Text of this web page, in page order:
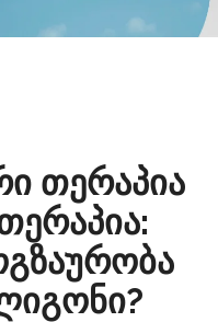
თერაპია